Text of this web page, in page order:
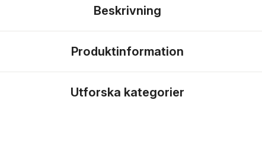
Beskrivning
Produktinformation
Utforska kategorier